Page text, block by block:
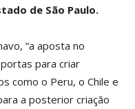
de São Paulo.
“a aposta no
para criar
como o Peru, o Chile e
a posterior criação